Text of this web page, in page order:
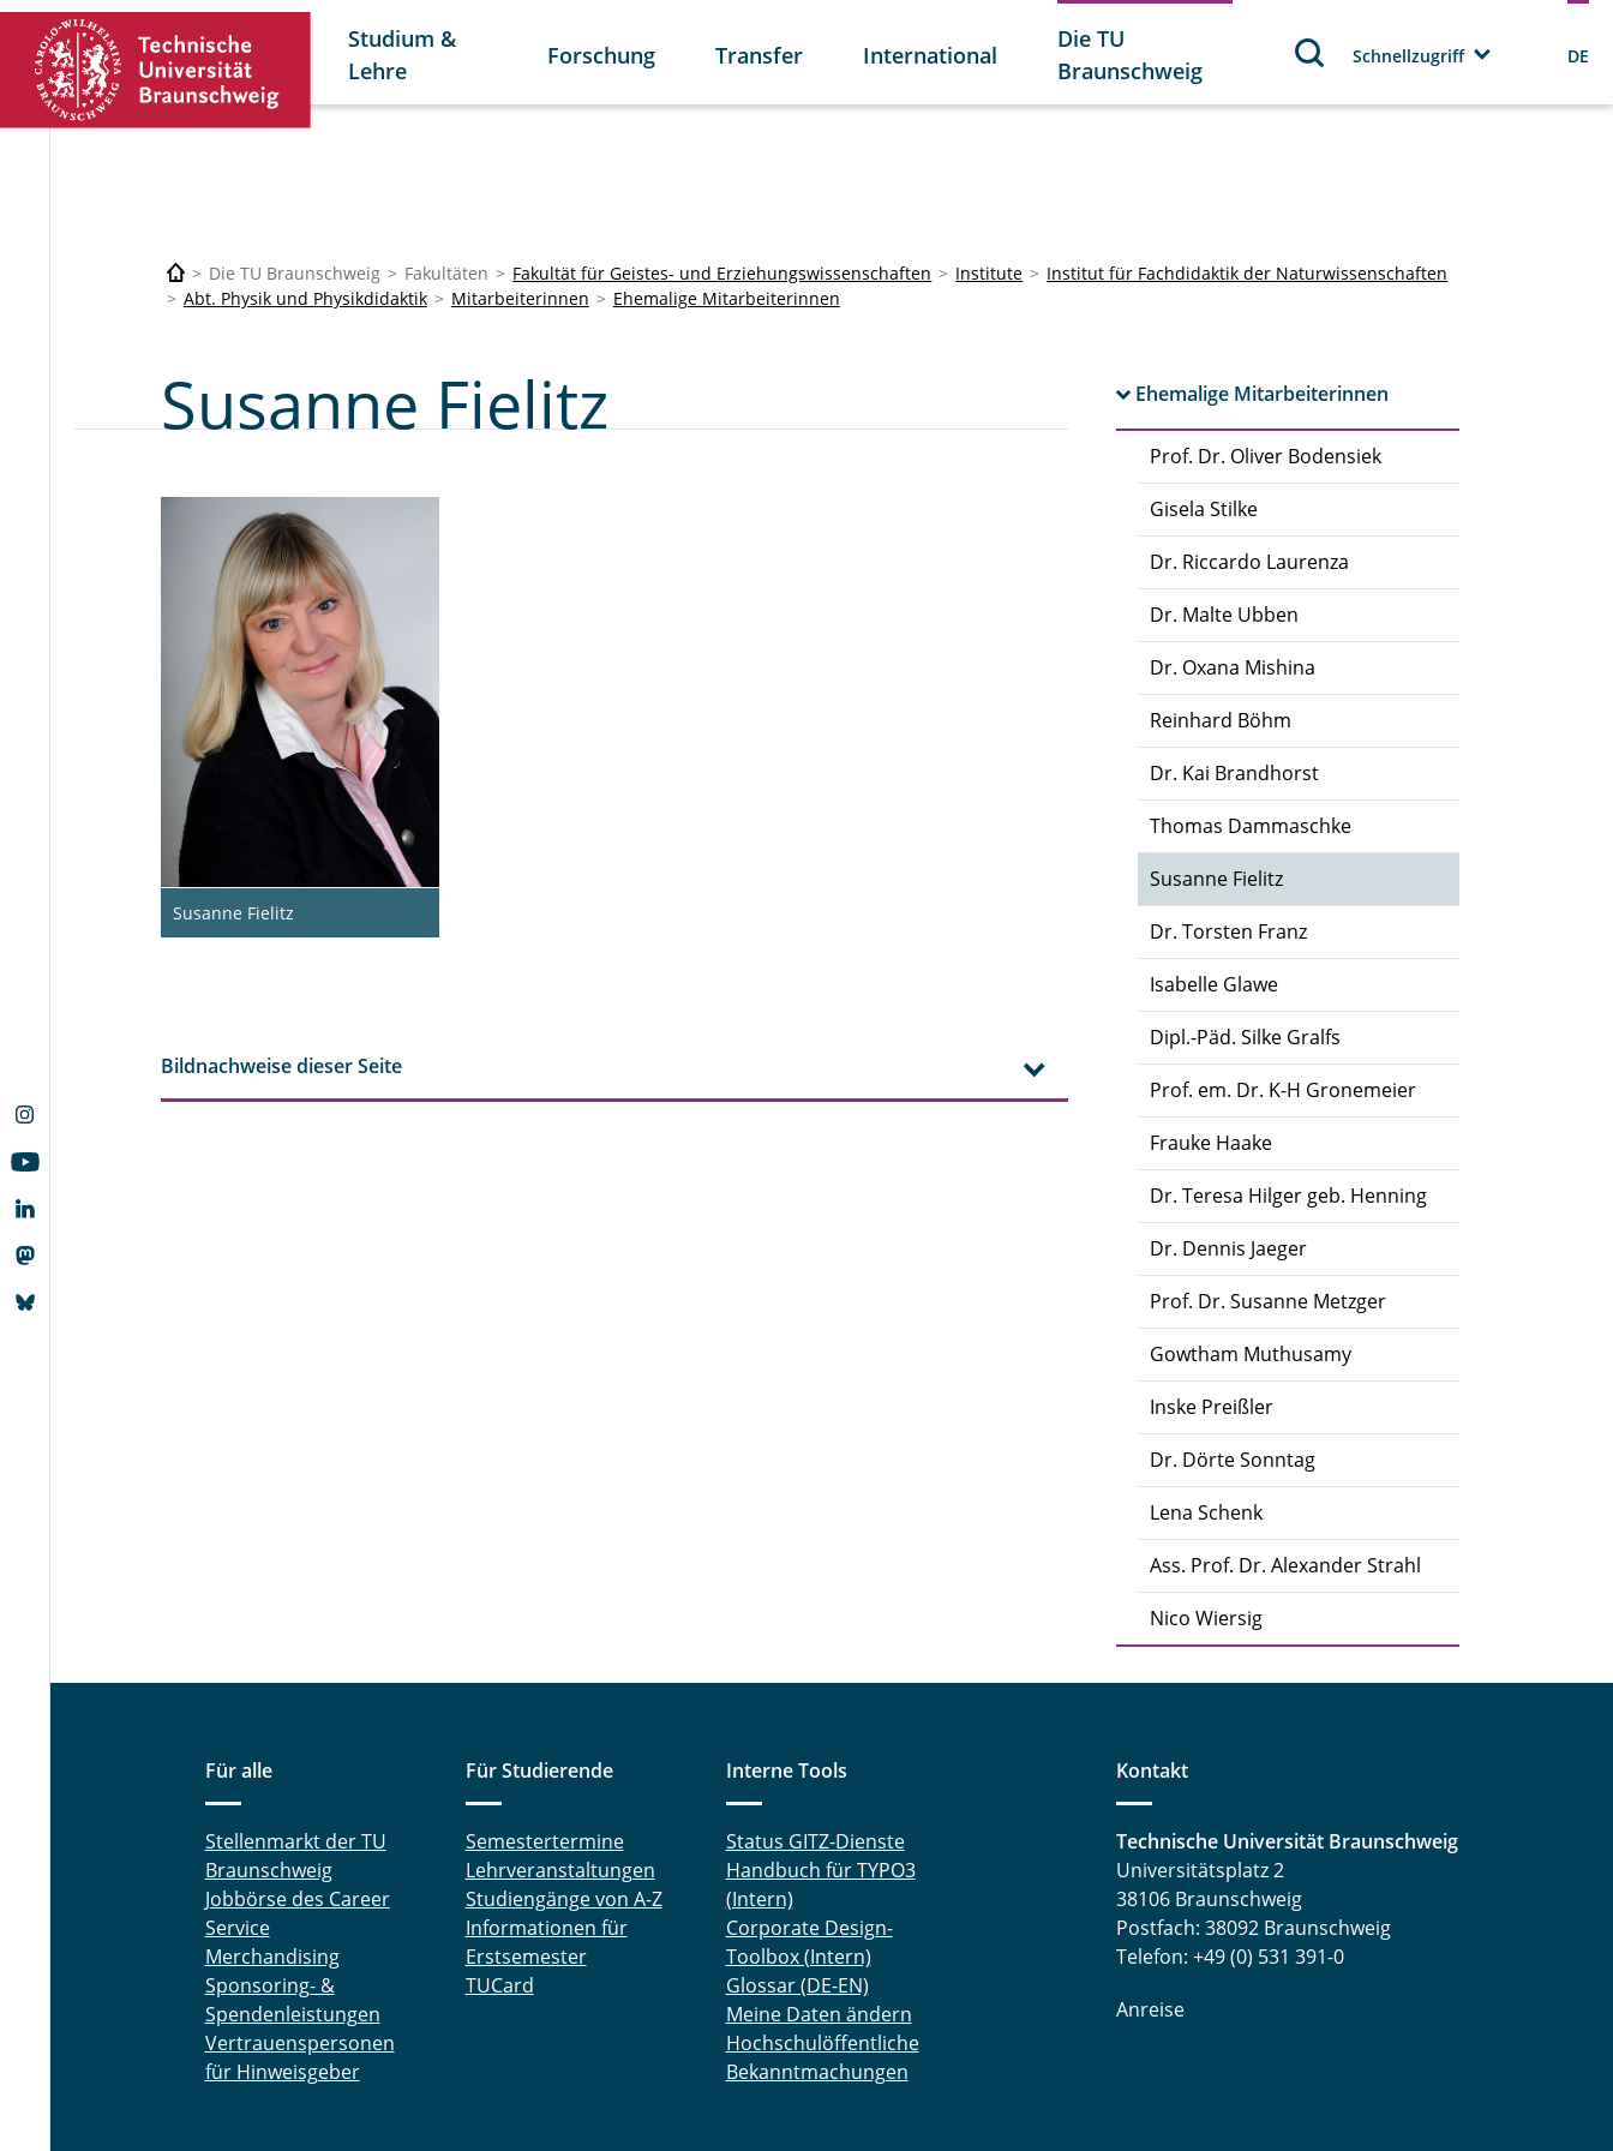
Studium &
Lehre
Forschung Transfer International
Die TU
Braunschweig
Schnellzugriff DE
Die TU Braunschweig Fakultäten Fakultät für Geistes- und Erziehungswissenschaften Institute
Institut für Fachdidaktik der Naturwissenschaften
Abt. Physik und Physikdidaktik
Mitarbeiterinnen Ehemalige Mitarbeiterinnen
Ehemalige Mitarbeiterinnen
Prof. Dr. Oliver Bodensiek
Gisela Stilke
Dr. Riccardo Laurenza
Dr. Malte Ubben
Dr. Oxana Mishina
Reinhard Böhm
Dr. Kai Brandhorst
Thomas Dammaschke
Susanne Fielitz
Dr. Torsten Franz
Isabelle Glawe
Dipl.-Päd. Silke Gralfs
Prof. em. Dr. K-H Gronemeier
Frauke Haake
Dr. Teresa Hilger geb. Henning
Dr. Dennis Jaeger
Prof. Dr. Susanne Metzger
Gowtham Muthusamy
Inske Preißler
Dr. Dörte Sonntag
Lena Schenk
Ass. Prof. Dr. Alexander Strahl
Nico Wiersig
Susanne Fielitz
Susanne Fielitz
Bildnachweise dieser Seite
Für alle
Stellenmarkt der TU
Braunschweig
Jobbörse des Career
Service
Merchandising
Sponsoring- &
Spendenleistungen
Vertrauenspersonen
für Hinweisgeber
Für Studierende
Semestertermine
Lehrveranstaltungen
Studiengänge von A-Z
Informationen für
Erstsemester
TUCard
Interne Tools
Status GITZ-Dienste
Handbuch für TYPO3
(Intern)
Corporate Design-
Toolbox (Intern)
Glossar (DE-EN)
Meine Daten ändern
Hochschulöffentliche
Bekanntmachungen
Kontakt
Technische Universität Braunschweig
Universitätsplatz 2
38106 Braunschweig
Postfach: 38092 Braunschweig
Telefon: +49 (0) 531 391-0
Anreise